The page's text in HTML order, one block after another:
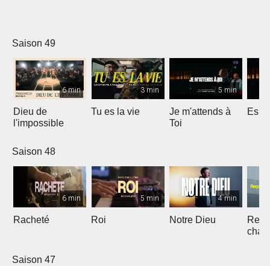
Saison 49
6 min
Dieu de
l'impossible
3 min
Tu es la vie
5 min
Je m'attends à
Toi
Saison 48
6 min
Racheté
5 min
Roi
4 min
Notre Dieu
chant
Saison 47